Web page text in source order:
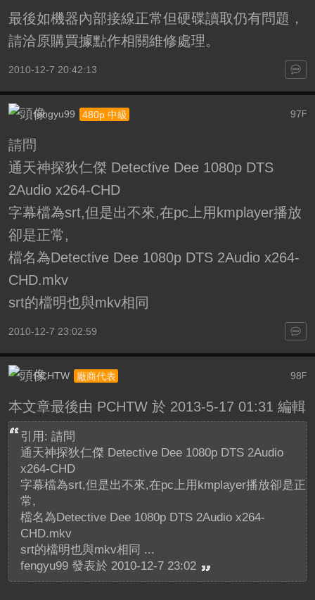
最後如機器內部接線正常但硬碟讀取仍有問題，
請洽原購買據點作相關維修處理。
2010-12-7 20:42:13
97 F
fengyu99 480p 中級
請問
通天神探狄仁傑 Detective Dee 1080p DTS
2Audio x264-CHD
字幕檔為srt,但是出不來,在pc上用kmplayer播放
卻是正常,
檔名為Detective Dee 1080p DTS 2Audio x264-
CHD.mkv
srt的檔明也與mkv相同
2010-12-7 23:02:59
98 F
PCHTW 廠商代表
本文章最後由 PCHTW 於 2013-5-17 01:31 編輯
引用: 請問
通天神探狄仁傑 Detective Dee 1080p DTS 2Audio
x264-CHD
字幕檔為srt,但是出不來,在pc上用kmplayer播放卻是正
常,
檔名為Detective Dee 1080p DTS 2Audio x264-
CHD.mkv
srt的檔明也與mkv相同 ...
fengyu99 發表於 2010-12-7 23:02